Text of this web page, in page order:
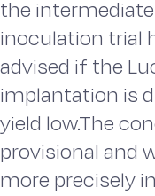
the
inoculation trial
advised if the
implantation is
yield low.The
provisional and
more precisely